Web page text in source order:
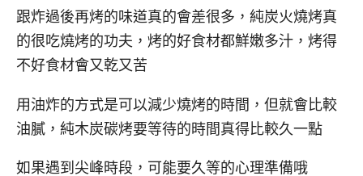
跟炸過後再烤的味道真的會差很多，純炭火燒烤真
的很吃燒烤的功夫，烤的好食材都鮮嫩多汁，烤得
不好食材會又乾又苦
用油炸的方式是可以減少燒烤的時間，但就會比較
油膩，純木炭碳烤要等待的時間真得比較久一點
如果遇到尖峰時段，可能要久等的心理準備哦